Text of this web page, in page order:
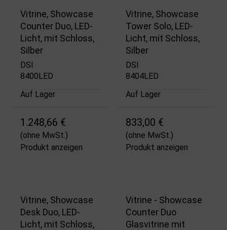
Vitrine, Showcase
Counter Duo, LED-
Licht, mit Schloss,
Silber
DSI
8400LED
Auf Lager
1.248,66 €
(ohne MwSt.)
Produkt anzeigen
Vitrine, Showcase
Tower Solo, LED-
Licht, mit Schloss,
Silber
DSI
8404LED
Auf Lager
833,00 €
(ohne MwSt.)
Produkt anzeigen
Vitrine, Showcase
Desk Duo, LED-
Licht, mit Schloss,
Vitrine - Showcase
Counter Duo
Glasvitrine mit